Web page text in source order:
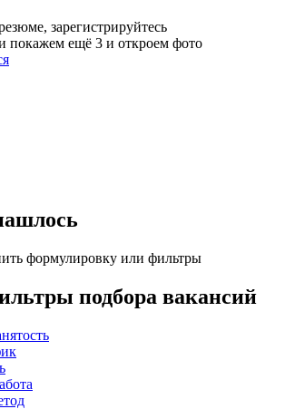
зарегистрируйтесь
покажем ещё 3 и откроем фото
формулировку или фильтры
подбора вакансий